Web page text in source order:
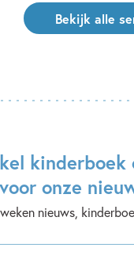
Bekijk alle
onze
nieuws,